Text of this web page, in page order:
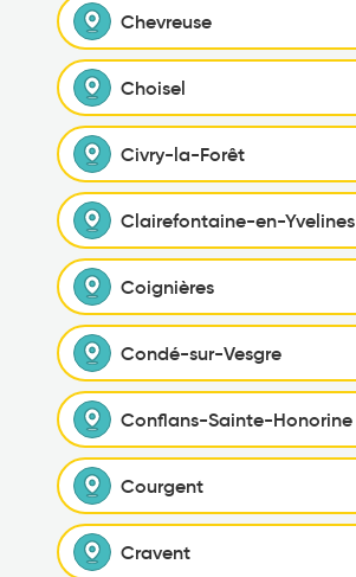
Chevreuse
Choisel
Civry-la-Forêt
Clairefontaine-en-Yvelines
Coignières
Condé-sur-Vesgre
Conflans-Sainte-Honorine
Courgent
Cravent